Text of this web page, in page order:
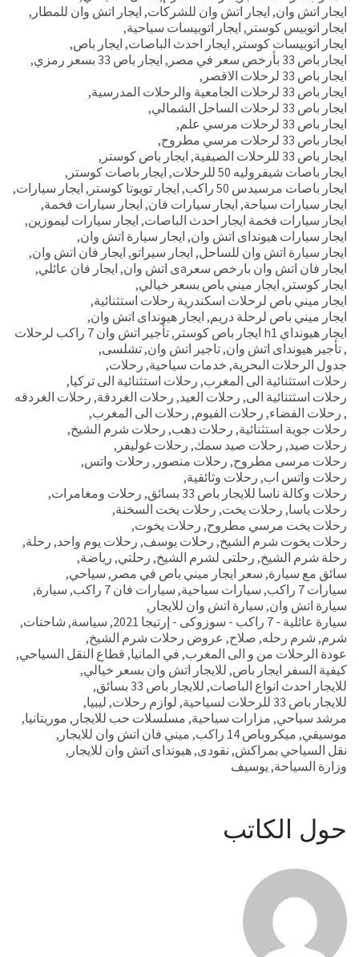
ايجار اتش وان, ايجار اتش وان للشركات, ايجار اتش وان للمطار ,
ايجار اتوبيس كوستر , ايجار اتوبيسات سياحية,
ايجار اتوبيسات كوستر , ايجار احدث الباصات, ايجار باص,
ايجار باص 33 بأرخص سعر في مصر
, ايجار باص 33 بسعر رمزي
,
ايجار باص 33 لرحلات الاقصر
,
ايجار باص 33 لرحلات الجامعية والرحلات المدرسية
,
ايجار باص 33 لرحلات الساحل الشمالي
,
ايجار باص 33 لرحلات مرسي علم
,
ايجار باص 33 لرحلات مرسي مطروح
,
ايجار باص 33 للرحلات الصيفية
, ايجار باص كوستر ,
ايجار باصات شيفروليه 50 للرحلات
, ايجار باصات كوستر ,
ايجار باصات مرسيدس 50 راكب
, ايجار تويوتا كوستر , ايجار سيارات,
ايجار سيارات سياحة, ايجار سيارات فان, ايجار سيارات فخمة,
ايجار سيارات فخمة ايجار احدث الباصات, ايجار سيارات ليموزين,
ايجار سيارات هيونداى اتش وان, ايجار سيارة اتش وان,
ايجار سيارة اتش وان للساحل, ايجار سيراتو, ايجار فان اتش وان,
ايجار فان اتش وان بارخص سعرaى اتش وان
, ايجار فان عائلي,
ايجار كوستر , ايجار ميني باص بسعر خيالي,
ايجار ميني باص لرحلات اسكندرية رحلات استثنائية,
ايجار ميني باص لرحلة دريم, ايجار هيونداى اتش وان,
ايجار هيونداي h1 ايجار باص كوستر
,تأجير اتش وان 7 راكب لرحلات
,تأجير هيونداى اتش وان,تاجير اتش وان,تشلسى,
جدول الرحلات البحرية, خدمات سياحية, رحلات,
رحلات استثنائية الى المغرب, رحلات استثنائية الى تركيا,
رحلات اسثتنائية الى, رحلات العيد, رحلات الغردقة, رحلات الغردقه
, رحلات الفضاء, رحلات الفيوم, رحلات الى المغرب,
رحلات جوية استثنائية, رحلات دهب, رحلات شرم الشيخ,
رحلات صيد, رحلات صيد سمك, رحلات غوليفر ,
رحلات مرسى مطروح, رحلات منصور , رحلات واتس,
رحلات واتس اب, رحلات وثائقية,
رحلات وكالة ناسا للايجار باص 33 بسائق
, رحلات ومغامرات,
رحلات ياسا, رحلات يخت, رحلات يخت السخنة,
رحلات يخت مرسي مطروح, رحلات يخوت,
رحلات يخوت شرم الشيخ, رحلات يوسف, رحلات يوم واحد, رحلة,
رحلة شرم الشيخ, رحلتى لشرم الشيخ, رحلتي, رياضة,
سائق مع سيارة, سعر ايجار ميني باص في مصر , سياحي,
سيارات 7 راكب
, سيارات سياحية, سيارات فان 7 راكب , سيارة,
سيارة اتش وان, سيارة اتش وان للايجار ,
سيارة عائلية - 7 راكب - سوزوكى - إرتيجا 2021
, سياسة, شاحنات,
شرم, شرم رحله, صلاح, عروض رحلات شرم الشيخ,
عودة الرحلات من و الى المغرب, في المانيا, قطاع النقل السياحي,
كيفية السفر ايجار باص, للايجار اتش وان بسعر خيالي,
للايجار احدث انواع الباصات, للايجار باص 33 بسائق
,
للايجار باص 33 للرحلات لسياحية
, لوازم رحلات, ليبيا,
مرشد سياحي, مزارات سياحية, مسلسلات حب للايجار , موريتانيا,
موسيقي, ميكروباص 14 راكب , ميني فان اتش وان للايجار ,
نقل السياحي بمراكش, نقودى,هيونداى اتش وان للايجار ,
وزارة السياحة, يوسيف
حول الكاتب